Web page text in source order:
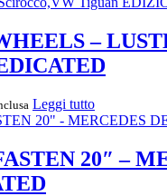
–
Leggi tutto
20″ –